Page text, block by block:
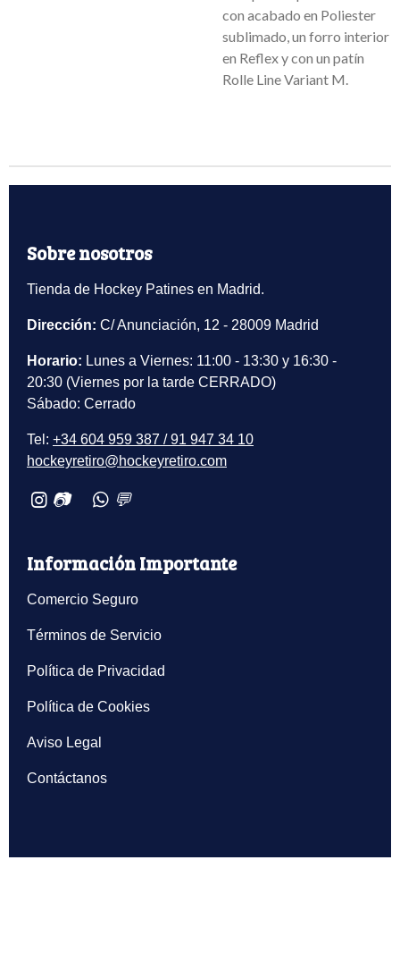
con acabado en Poliester
sublimado, un forro interior
en Reflex y con un patín
Rolle Line Variant M.
Sobre nosotros
Tienda de Hockey Patines en Madrid.
Dirección: C/ Anunciación, 12 - 28009 Madrid
Horario: Lunes a Viernes: 11:00 - 13:30 y 16:30 -
20:30 (Viernes por la tarde CERRADO)
Sábado: Cerrado
Tel: +34 604 959 387 / 91 947 34 10
hockeyretiro@hockeyretiro.com
📷 💬
Información Importante
Comercio Seguro
Términos de Servicio
Política de Privacidad
Política de Cookies
Aviso Legal
Contáctanos